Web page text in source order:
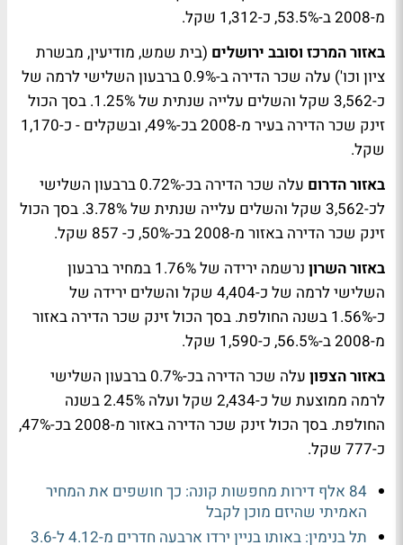
מ-2008 ב-53.5%, כ-1,312 שקל.
באזור המרכז וסובב ירושלים (בית שמש, מודיעין, מבשרת
ציון וכו') עלה שכר הדירה ב-0.9% ברבעון השלישי לרמה של
כ-3,562 שקל והשלים עלייה שנתית של 1.25%. בסך הכול
זינק שכר הדירה בעיר מ-2008 בכ-49%, ובשקלים - כ-1,170
שקל.
באזור הדרום
עלה שכר הדירה בכ-0.72% ברבעון השלישי
לכ-3,562 שקל והשלים עלייה שנתית של 3.78%. בסך הכול
זינק שכר הדירה באזור מ-2008 בכ-50%, כ- 857 שקל.
באזור השרון
נרשמה ירידה של 1.76% במחיר ברבעון
השלישי לרמה של כ-4,404 שקל והשלים ירידה של
כ-1.56% בשנה החולפת. בסך הכול זינק שכר הדירה באזור
מ-2008 ב-56.5%, כ-1,590 שקל.
באזור הצפון
עלה שכר הדירה בכ-0.7% ברבעון השלישי
לרמה ממוצעת של כ-2,434 שקל ועלה 2.45% בשנה
החולפת. בסך הכול זינק שכר הדירה באזור מ-2008 בכ-47%,
כ-777 שקל.
84 אלף דירות מחפשות קונה: כך חושפים את המחיר
האמיתי שהיזם מוכן לקבל
תל בנימין: באותו בניין ירדו ארבעה חדרים מ-4.12 ל-3.6